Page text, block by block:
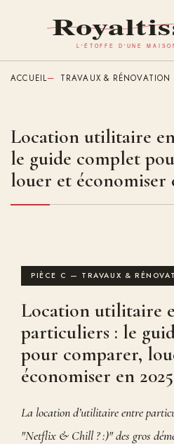
ACCUEIL TRAVAUX & RÉNOVATION
Location utilitaire
le guide complet
louer et économiser
PIÈCE C — TRAVAUX &
Location utilitaire
particuliers : le
pour comparer,
économiser en 2025
La location d’utilitaire entre
"Netflix & Chill ? :)" des gros